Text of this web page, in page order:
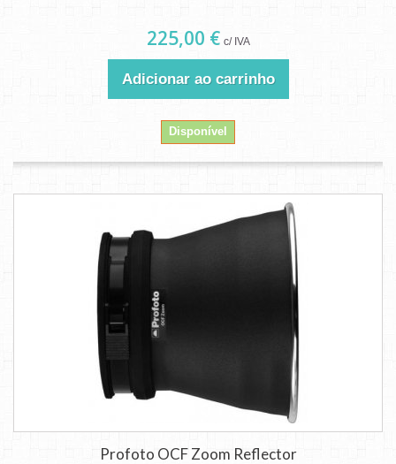
225,00 € c/ IVA
Adicionar ao carrinho
Disponível
Profoto OCF Zoom Reflector